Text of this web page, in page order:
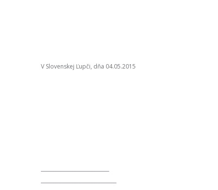
V Slovenskej Ľupči, dňa 04.05.2015